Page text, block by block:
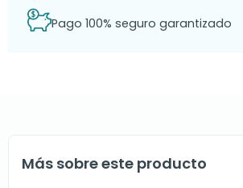
Pago 100% seguro garantizado
Más sobre este producto